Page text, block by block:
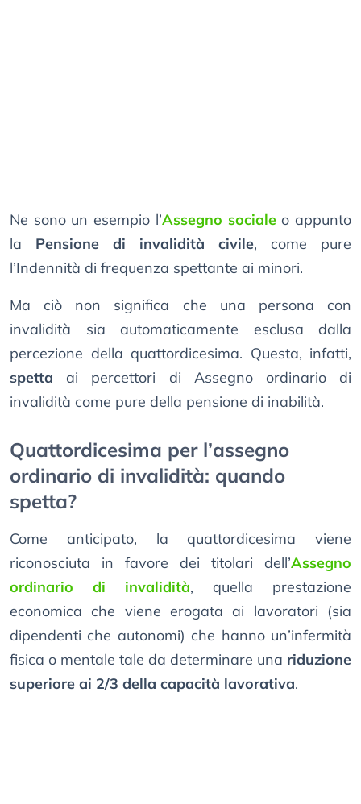
Ne sono un esempio l’Assegno socialeo appunto
la Pensione di invalidità civile, come pure
l’Indennità di frequenza spettante ai minori.
Ma ciò non significa che una persona con
invalidità sia automaticamente esclusa dalla
percezione della quattordicesima. Questa, infatti,
spetta ai percettori di Assegno ordinario di
invalidità come pure della pensione di inabilità.
Quattordicesima per l’assegno
ordinario di invalidità: quando
spetta?
Come anticipato, la quattordicesima viene
riconosciuta in favore dei titolari dell’Assegno
ordinario di invalidità, quella prestazione
economica che viene erogata ai lavoratori (sia
dipendenti che autonomi) che hanno un’infermità
fisica o mentale tale da determinare una riduzione
superiore ai 2/3 della capacità lavorativa.